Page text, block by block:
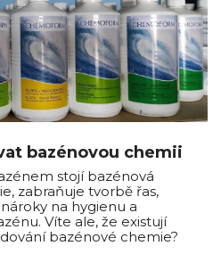
bazénovou chemii
stojí bazénová
zabraňuje tvorbě řas,
na hygienu a
Víte ale, že existují
bazénové chemie?